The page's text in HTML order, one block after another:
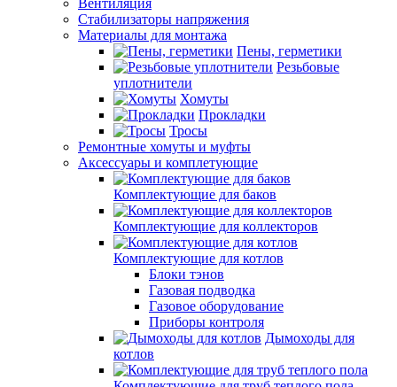
Вентиляция
Стабилизаторы напряжения
Материалы для монтажа
Пены, герметики
Резьбовые
уплотнители
Хомуты
Прокладки
Тросы
Ремонтные хомуты и муфты
Аксессуары и комплетующие
Комплектующие для баков
Комплектующие для коллекторов
Комплектующие для котлов
Блоки тэнов
Газовая подводка
Газовое оборудование
Приборы контроля
Дымоходы для
котлов